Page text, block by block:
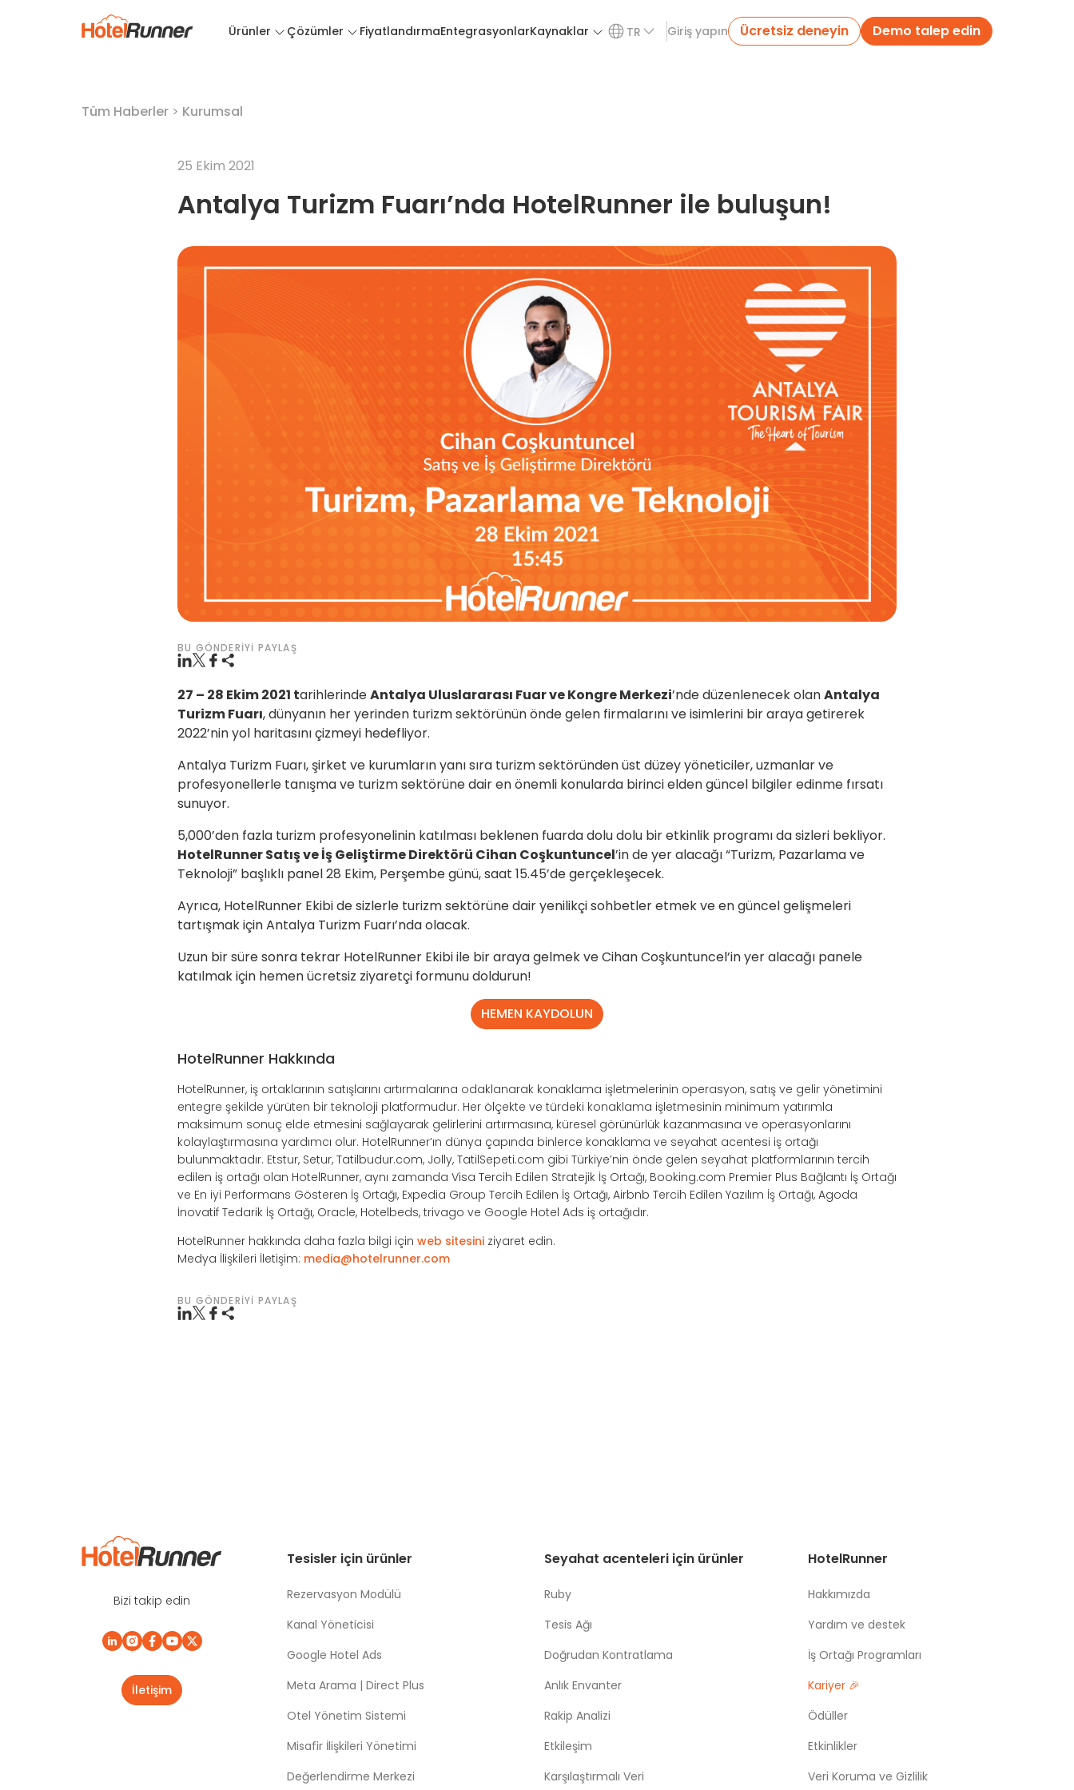
Ürünler Çözümler FiyatlandırmaEntegrasyonlarKaynaklar TR Giriş yapın Ücretsiz deneyin Demo talep edin
Tüm Haberler > Kurumsal
25 Ekim 2021
Antalya Turizm Fuarı’nda HotelRunner ile buluşun!
BU GÖNDERIYI PAYLAŞ
27 – 28 Ekim 2021 tarihlerindeAntalya Uluslararası Fuar ve Kongre Merkezi’nde düzenlenecek olanAntalya
Turizm Fuarı, dünyanın her yerinden turizm sektörünün önde gelen firmalarını ve isimlerini bir araya getirerek
2022’nin yol haritasını çizmeyi hedefliyor.
Antalya Turizm Fuarı, şirket ve kurumların yanı sıra turizm sektöründen üst düzey yöneticiler, uzmanlar ve
profesyonellerle tanışma ve turizm sektörüne dair en önemli konularda birinci elden güncel bilgiler edinme fırsatı
sunuyor.
5,000’den fazla turizm profesyonelinin katılması beklenen fuarda dolu dolu bir etkinlik programı da sizleri bekliyor.
HotelRunner Satış ve İş Geliştirme Direktörü Cihan Coşkuntuncel’in de yer alacağı “Turizm, Pazarlama ve
Teknoloji” başlıklı panel 28 Ekim, Perşembe günü, saat 15.45’de gerçekleşecek.
Ayrıca, HotelRunner Ekibi de sizlerle turizm sektörüne dair yenilikçi sohbetler etmek ve en güncel gelişmeleri
tartışmak için Antalya Turizm Fuarı’nda olacak.
Uzun bir süre sonra tekrar HotelRunner Ekibi ile bir araya gelmek ve Cihan Coşkuntuncel’in yer alacağı panele
katılmak için hemen ücretsiz ziyaretçi formunu doldurun!
HEMEN KAYDOLUN
HotelRunner Hakkında
HotelRunner, iş ortaklarının satışlarını artırmalarına odaklanarak konaklama işletmelerinin operasyon, satış ve gelir yönetimini
entegre şekilde yürüten bir teknoloji platformudur. Her ölçekte ve türdeki konaklama işletmesinin minimum yatırımla
maksimum sonuç elde etmesini sağlayarak gelirlerini artırmasına, küresel görünürlük kazanmasına ve operasyonlarını
kolaylaştırmasına yardımcı olur. HotelRunner’ın dünya çapında binlerce konaklama ve seyahat acentesi iş ortağı
bulunmaktadır. Etstur, Setur, Tatilbudur.com, Jolly, TatilSepeti.com gibi Türkiye’nin önde gelen seyahat platformlarının tercih
edilen iş ortağı olan HotelRunner, aynı zamanda Visa Tercih Edilen Stratejik İş Ortağı, Booking.com Premier Plus Bağlantı İş Ortağı
ve En iyi Performans Gösteren İş Ortağı, Expedia Group Tercih Edilen İş Ortağı, Airbnb Tercih Edilen Yazılım İş Ortağı, Agoda
İnovatif Tedarik İş Ortağı, Oracle, Hotelbeds, trivago ve Google Hotel Ads iş ortağıdır.
HotelRunner hakkında daha fazla bilgi için web sitesini ziyaret edin.
Medya İlişkileri İletişim: media@hotelrunner.com
BU GÖNDERIYI PAYLAŞ
Bizi takip edin
İletişim
Tesisler için ürünler
Rezervasyon Modülü
Kanal Yöneticisi
Google Hotel Ads
Meta Arama | Direct Plus
Otel Yönetim Sistemi
Misafir İlişkileri Yönetimi
Değerlendirme Merkezi
Seyahat acenteleri için ürünler
Ruby
Tesis Ağı
Doğrudan Kontratlama
Anlık Envanter
Rakip Analizi
Etkileşim
Karşılaştırmalı Veri
HotelRunner
Hakkımızda
Yardım ve destek
İş Ortağı Programları
Kariyer 🎉
Ödüller
Etkinlikler
Veri Koruma ve Gizlilik